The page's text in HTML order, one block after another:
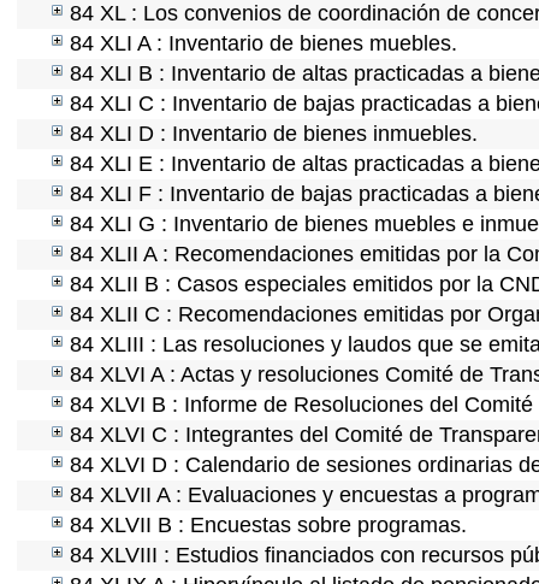
84 XL : Los convenios de coordinación de
84 XLI A : Inventario de bienes muebles.
84 XLI B : Inventario de altas practicadas a
84 XLI C : Inventario de bajas practicadas a
84 XLI D : Inventario de bienes inmuebles.
84 XLI E : Inventario de altas practicadas a
84 XLI F : Inventario de bajas practicadas a
84 XLI G : Inventario de bienes muebles e
84 XLII A : Recomendaciones emitidas por la
84 XLII B : Casos especiales emitidos por la
84 XLII C : Recomendaciones emitidas por
84 XLIII : Las resoluciones y laudos que se
84 XLVI A : Actas y resoluciones Comité de
84 XLVI B : Informe de Resoluciones del
84 XLVI C : Integrantes del Comité de
84 XLVI D : Calendario de sesiones ordinarias
84 XLVII A : Evaluaciones y encuestas a
84 XLVII B : Encuestas sobre programas.
84 XLVIII : Estudios financiados con recursos